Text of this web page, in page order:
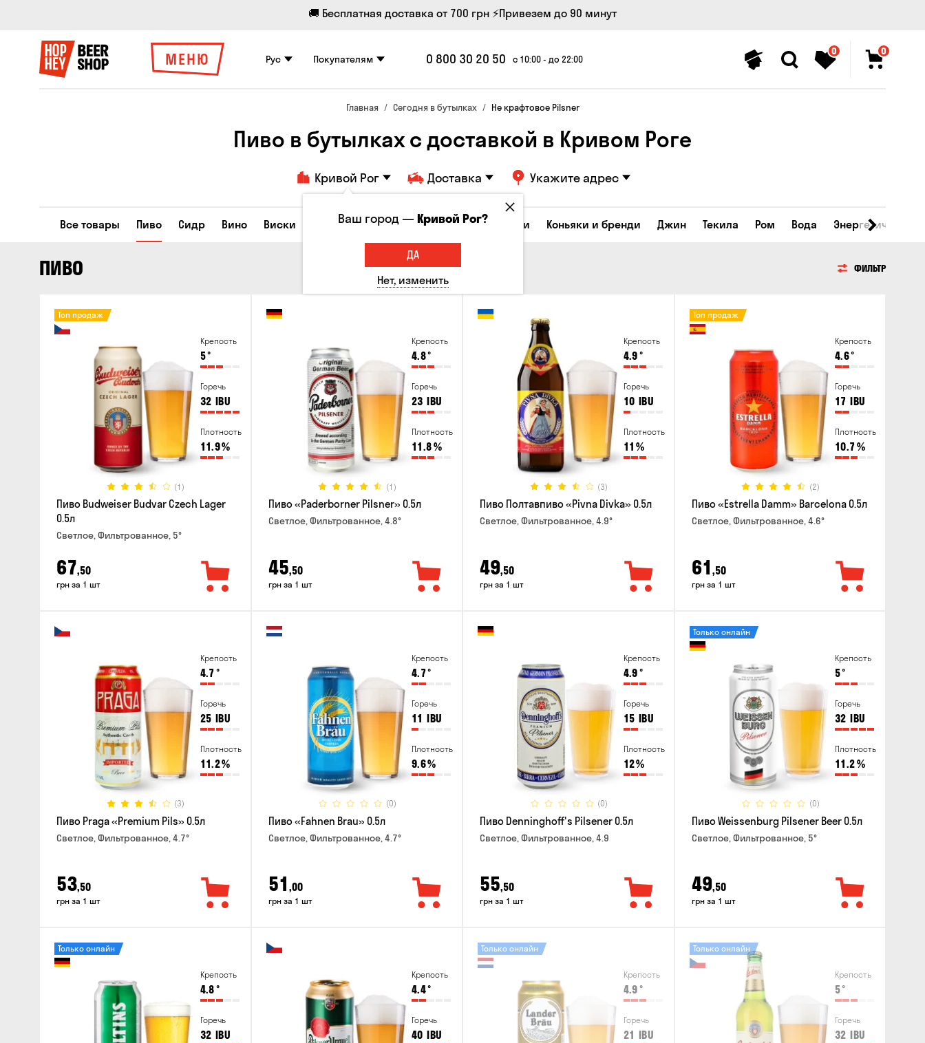
🚚 Бесплатная доставка от 700 грн ⚡Привезем до 90 минут
МЕНЮ Рус Покупателям 0 800 30 20 50 с 10:00 - до 22:00
0 0
Главная Сегодня в бутылках Не крафтовое Pilsner
Пиво в бутылках с доставкой в Кривом Роге
Кривой Рог Доставка Укажите адрес
Все товары Пиво Сидр Вино Виски Коктейли Соджу Ликеры и настойки Коньяки и бренди Джин Текила Ром Вода Энергетические
ПИВО ФИЛЬТР
Крепость
5°
Горечь
32 IBU
Плотность
11.9%
(1)
Топ продаж
Пиво Budweiser Budvar Czech Lager
0.5л
Светлое, Фильтрованное, 5°
67,50
грн за 1 шт
Крепость
4.8°
Горечь
23 IBU
Плотность
11.8%
(1)
Пиво «Paderborner Pilsner» 0.5л
Светлое, Фильтрованное, 4.8°
45,50
грн за 1 шт
Крепость
4.9°
Горечь
10 IBU
Плотность
11 %
(3)
Пиво Полтавпиво «Pivna Divka» 0.5л
Светлое, Фильтрованное, 4.9°
49,50
грн за 1 шт
Крепость
4.6°
Горечь
17 IBU
Плотность
10.7%
(2)
Топ продаж
Пиво «Estrella Damm» Barcelona 0.5л
Светлое, Фильтрованное, 4.6°
61 ,50
грн за 1 шт
Крепость
4.7°
Горечь
25 IBU
Плотность
11.2%
(3)
Пиво Praga «Premium Pils» 0.5л
Светлое, Фильтрованное, 4.7°
53,50
грн за 1 шт
Крепость
4.7°
Горечь
11 IBU
Плотность
9.6%
(0)
Пиво «Fahnen Brau» 0.5л
Светлое, Фильтрованное, 4.7°
51 ,00
грн за 1 шт
Крепость
4.9°
Горечь
15 IBU
Плотность
12%
(0)
Пиво Denninghoff's Pilsener 0.5л
Светлое, Фильтрованное, 4.9
55,50
грн за 1 шт
Крепость
5°
Горечь
32 IBU
Плотность
11.2%
(0)
Только онлайн
Пиво Weissenburg Pilsener Beer 0.5л
Светлое, Фильтрованное, 5°
49,50
грн за 1 шт
Крепость
4.8°
Горечь
32 IBU
Только онлайн
Крепость
4.4°
Горечь
40 IBU
Крепость
4.9 °
Горечь
21 IBU
Только онлайн
Крепость
5°
Горечь
32 IBU
Только онлайн
Ваш город —Кривой Рог?
ДА
Нет, изменить